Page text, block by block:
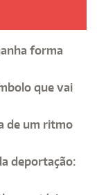
forma
que vai
de um ritmo
deportação: